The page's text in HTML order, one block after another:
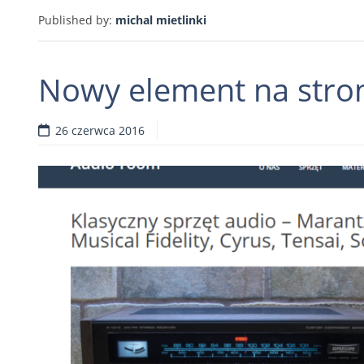
Published by: michal mietlinki
Nowy element na
26 czerwca 2016